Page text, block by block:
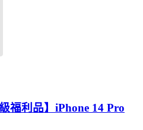
福利品】iPhone 14 Pro